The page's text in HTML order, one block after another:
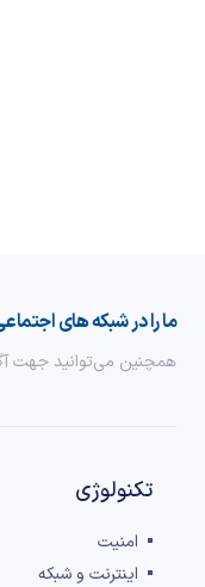
ما را در شبکه های
همچنین می‌توانید جهت
تکنولوژی
امنیت
اینترنت و شبکه